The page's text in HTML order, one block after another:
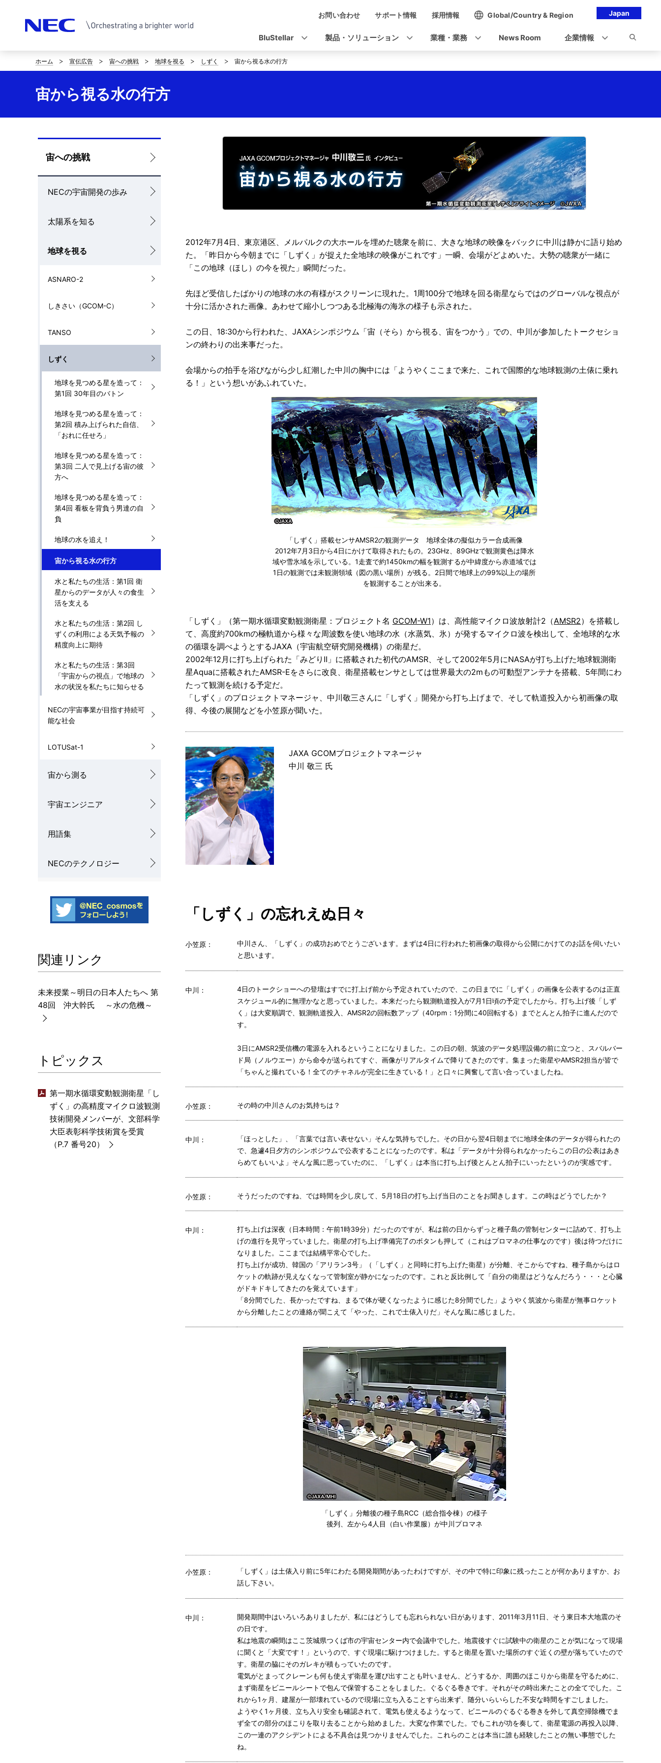
Japan
ゲ
ー
お問い合わせ サポート情報 採用情報 Global/Country & Region
BluStellar 製品・ソリューション 業種・業務 News Room 企業情報
サ
イ
ト
の
現
在
ホーム 宣伝広告 宙への挑戦 地球を視る しずく 宙から視る水の行方
宙から視る水の行方
ロ
ー
カ
ビ
シ
ョ
ン
宙への挑戦
NECの宇宙開発の歩み
太陽系を知る
地球を視る
ASNARO-2
しきさい（GCOM-C）
TANSO
しずく
地球を見つめる星を造って：
第1回 30年目のバトン
地球を見つめる星を造って：
第2回 積み上げられた自信、
「おれに任せろ」
地球を見つめる星を造って：
第3回 二人で見上げる宙の彼
方へ
地球を見つめる星を造って：
第4回 看板を背負う男達の自
負
地球の水を追え！
宙から視る水の行方
水と私たちの生活：第1回 衛
星からのデータが人々の食生
活を支える
水と私たちの生活：第2回 し
ずくの利用による天気予報の
精度向上に期待
水と私たちの生活：第3回
「宇宙からの視点」で地球の
水の状況を私たちに知らせる
NECの宇宙事業が目指す持続可
能な社会
LOTUSat-1
宙から測る
宇宙エンジニア
用語集
NECのテクノロジー
関連リンク
未来授業～明日の日本人たちへ 第
48回 沖大幹氏 ～水の危機～
トピックス
第一期水循環変動観測衛星「し
ずく」の高精度マイクロ波観測
技術開発メンバーが、文部科学
大臣表彰科学技術賞を受賞
（P.7 番号20）
2012年7月4日、東京港区、メルパルクの大ホールを埋めた聴衆を前に、大きな地球の映像をバックに中川は静かに語り始め
た。「昨日から今朝までに「しずく」が捉えた全地球の映像がこれです」一瞬、会場がどよめいた。大勢の聴衆が一緒に
「この地球（ほし）の今を視た」瞬間だった。
先ほど受信したばかりの地球の水の有様がスクリーンに現れた。1周100分で地球を回る衛星ならではのグローバルな視点が
十分に活かされた画像。あわせて縮小しつつある北極海の海氷の様子も示された。
この日、18:30から行われた、JAXAシンポジウム「宙（そら）から視る、宙をつかう」での、中川が参加したトークセショ
ンの終わりの出来事だった。
会場からの拍手を浴びながら少し紅潮した中川の胸中には「ようやくここまで来た、これで国際的な地球観測の土俵に乗れ
る！」という想いがあふれていた。
「しずく」搭載センサAMSR2の観測データ 地球全体の擬似カラー合成画像
2012年7月3日から4日にかけて取得されたもの。23GHz、89GHzで観測黄色は降水
域や雪氷域を示している。1走査で約1450kmの幅を観測するが中緯度から赤道域では
1日の観測では未観測領域（図の黒い場所）が残る。2日間で地球上の99%以上の場所
を観測することが出来る。
「しずく」（第一期水循環変動観測衛星：プロジェクト名 GCOM-W1）は、高性能マイクロ波放射計2（AMSR2）を搭載し
て、高度約700kmの極軌道から様々な周波数を使い地球の水（水蒸気、氷）が発するマイクロ波を検出して、全地球的な水
の循環を調べようとするJAXA（宇宙航空研究開発機構）の衛星だ。
2002年12月に打ち上げられた「みどりII」に搭載された初代のAMSR、そして2002年5月にNASAが打ち上げた地球観測衛
星Aquaに搭載されたAMSR-Eをさらに改良、衛星搭載センサとしては世界最大の2mもの可動型アンテナを搭載、5年間にわ
たって観測を続ける予定だ。
「しずく」のプロジェクトマネージャ、中川敬三さんに「しずく」開発から打ち上げまで、そして軌道投入から初画像の取
得、今後の展開などを小笠原が聞いた。
JAXA GCOMプロジェクトマネージャ
中川 敬三 氏
「しずく」の忘れえぬ日々
小笠原：
中川さん、「しずく」の成功おめでとうございます。まずは4日に行われた初画像の取得から公開にかけてのお話を伺いたい
と思います。
中川：
4日のトークショーへの登壇はすでに打上げ前から予定されていたので、この日までに「しずく」の画像を公表するのは正直
スケジュール的に無理かなと思っていました。本来だったら観測軌道投入が7月1日頃の予定でしたから。打ち上げ後「しず
く」は大変順調で、観測軌道投入、AMSR2の回転数アップ（40rpm：1分間に40回転する）までとんとん拍子に進んだので
す。
3日にAMSR2受信機の電源を入れるということになりました。この日の朝、筑波のデータ処理設備の前に立つと、スバルバー
ド局（ノルウエー）から命令が送られてすぐ、画像がリアルタイムで降りてきたのです。集まった衛星やAMSR2担当が皆で
「ちゃんと撮れている！全てのチャネルが完全に生きている！」と口々に興奮して言い合っていましたね。
小笠原： その時の中川さんのお気持ちは？
中川：
「ほっとした」、「言葉では言い表せない」そんな気持ちでした。その日から翌4日朝までに地球全体のデータが得られたの
で、急遽4日夕方のシンポジウムで公表することになったのです。私は「データが十分得られなかったらこの日の公表はあき
らめてもいいよ」そんな風に思っていたのに、「しずく」は本当に打ち上げ後とんとん拍子にいったというのが実感です。
小笠原： そうだったのですね、では時間を少し戻して、5月18日の打ち上げ当日のことをお聞きします。この時はどうでしたか？
中川：
打ち上げは深夜（日本時間：午前1時39分）だったのですが、私は前の日からずっと種子島の管制センターに詰めて、打ち上
げの進行を見守っていました。衛星の打ち上げ準備完了のボタンも押して（これはプロマネの仕事なのです）後は待つだけに
なりました。ここまでは結構平常心でした。
打ち上げが成功、韓国の「アリラン3号」（「しずく」と同時に打ち上げた衛星）が分離、そこからですね、種子島からはロ
ケットの軌跡が見えなくなって管制室が静かになったのです。これと反比例して「自分の衛星はどうなんだろう・・・と心臓
がドキドキしてきたのを覚えています」
「8分間でした、長かったですね、まるで体が硬くなったように感じた8分間でした」ようやく筑波から衛星が無事ロケット
から分離したことの連絡が聞こえて「やった、これで土俵入りだ」そんな風に感じました。
「しずく」分離後の種子島RCC（総合指令棟）の様子
後列、左から4人目（白い作業服）が中川プロマネ
小笠原：
「しずく」は土俵入り前に5年にわたる開発期間があったわけですが、その中で特に印象に残ったことが何かありますか、お
話し下さい。
中川：
開発期間中はいろいろありましたが、私にはどうしても忘れられない日があります、2011年3月11日、そう東日本大地震のそ
の日です。
私は地震の瞬間はここ茨城県つくば市の宇宙センター内で会議中でした。地震後すぐに試験中の衛星のことが気になって現場
に聞くと「大変です！」というので、すぐ現場に駆けつけました。すると衛星を置いた場所のすぐ近くの壁が落ちていたので
す。衛星の脇にそのガレキが積もっていたのです。
電気がとまってクレーンも何も使えず衛星を運び出すことも叶いません、どうするか、周囲のほこりから衛星を守るために、
まず衛星をビニールシートで包んで保管することをしました。ぐるぐる巻きです。それがその時出来たことの全てでした。こ
れから1ヶ月、建屋が一部壊れているので現場に立ち入ることすら出来ず、随分いらいらした不安な時間をすごしました。
ようやく1ヶ月後、立ち入り安全も確認されて、電気も使えるようなって、ビニールのぐるぐる巻きを外して真空掃除機でま
ず全ての部分のほこりを取り去ることから始めました。大変な作業でした。でもこれが功を奏して、衛星電源の再投入以降、
この一連のアクシデントによる不具合は見つかりませんでした。これらのことは本当に誰も経験したことの無い事態でした
ね。